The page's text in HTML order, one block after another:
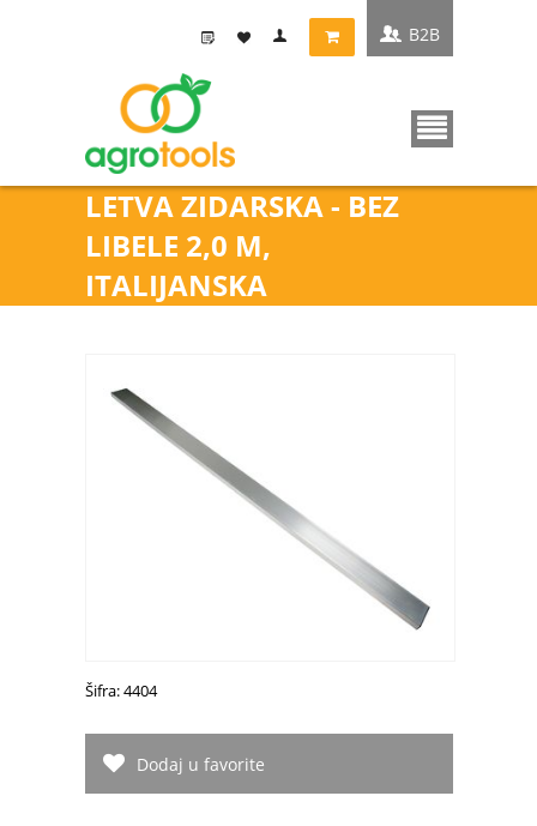
LETVA ZIDARSKA - BEZ
LIBELE 2,0 M,
ITALIJANSKA
B2B
Šifra: 4404
Dodaj u favorite